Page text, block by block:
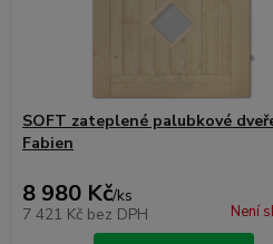
SOFT zateplené palubkové
Fabien
8 980 Kč/ks
7 421 Kč bez DPH Není